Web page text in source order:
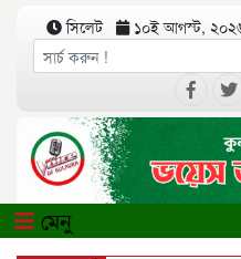
সিলেট ১০ই আগস্ট, ২০২৬
মেনু